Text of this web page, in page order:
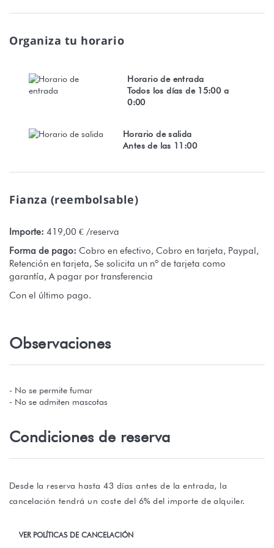
remolques y restaurantes cercanos
Cualquier reserva está sujeta a la plena aceptación de
condiciones generales de venta.
Organiza tu horario
Horario de entrada
Todos los días de 15:00 a
0:00
Horario de salida
Antes de las 11:00
Fianza (reembolsable)
Importe: 419,00 € /reserva
Forma de pago: Cobro en efectivo, Cobro en tarjeta, Paypal,
Retención en tarjeta, Se solicita un nº de tarjeta como
garantía, A pagar por transferencia
Con el último pago.
Observaciones
- No se permite fumar
- No se admiten mascotas
Condiciones de reserva
Desde la reserva hasta 43 días antes de la entrada, la
cancelación tendrá un coste del 6% del importe de alquiler.
VER POLÍTICAS DE CANCELACIÓN